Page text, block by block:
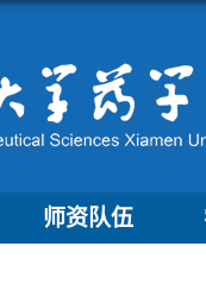
师资队伍